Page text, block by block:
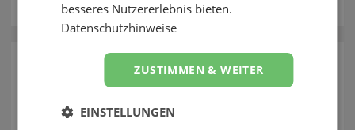
besseres Nutzererlebnis bieten.
Datenschutzhinweise
ZUSTIMMEN & WEITER
EINSTELLUNGEN